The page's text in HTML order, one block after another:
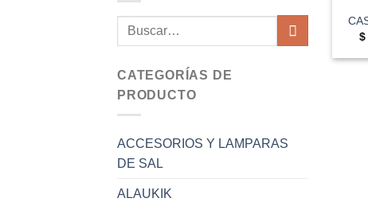
Buscar
CATEGORÍAS DE
PRODUCTO
ACCESORIOS Y LAMPARAS
DE SAL
ALAUKIK
$